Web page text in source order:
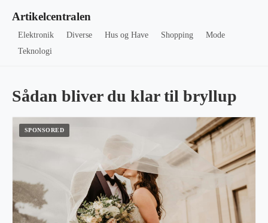
Artikelcentralen
Elektronik Diverse Hus og Have Shopping
Mode
Teknologi
Sådan bliver du klar til bryllup